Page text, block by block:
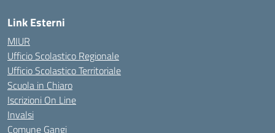
Link Esterni
MIUR
Ufficio Scolastico Regionale
Ufficio Scolastico Territoriale
Scuola in Chiaro
Iscrizioni On Line
Invalsi
Comune Gangi